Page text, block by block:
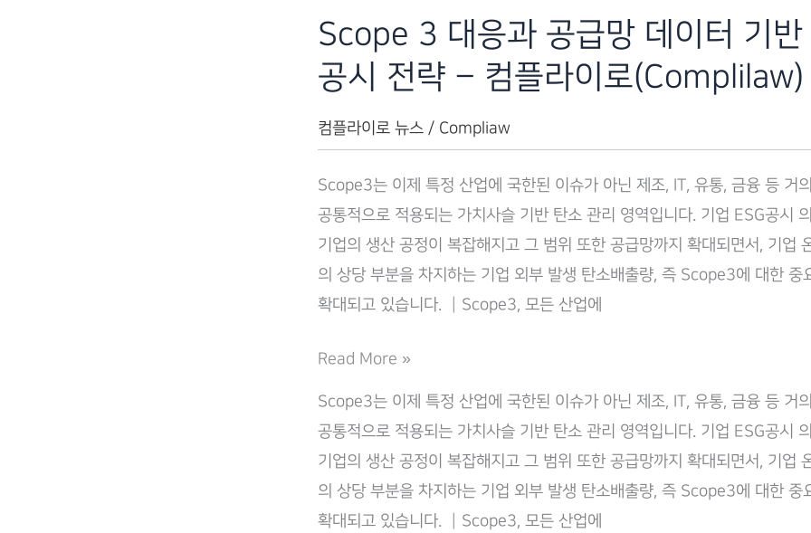
략
–
컴
라
Scope 3 대응과 공급망 데이터 기반
공시 전략 – 컴플라이로(Complilaw)
컴플라이로 뉴스 / Compliaw
Scope3는 이제 특정 산업에 국한된 이슈가 아닌 제조, IT, 유통, 금융 등 거
공통적으로 적용되는 가치사슬 기반 탄소 관리 영역입니다. 기업 ESG공시
기업의 생산 공정이 복잡해지고 그 범위 또한 공급망까지 확대되면서, 기업
의 상당 부분을 차지하는 기업 외부 발생 탄소배출량, 즉 Scope3에 대한 중
확대되고 있습니다. ┃Scope3, 모든 산업에
Scope
Read More »
Scope3는 이제 특정 산업에 국한된 이슈가 아닌 제조, IT, 유통, 금융 등 거
공통적으로 적용되는 가치사슬 기반 탄소 관리 영역입니다. 기업 ESG공시
기업의 생산 공정이 복잡해지고 그 범위 또한 공급망까지 확대되면서, 기업
의 상당 부분을 차지하는 기업 외부 발생 탄소배출량, 즉 Scope3에 대한 중
확대되고 있습니다. ┃Scope3, 모든 산업에